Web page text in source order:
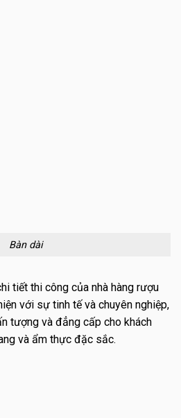
Bàn dài
tiết thi công của nhà hàng rượu
với sự tinh tế và chuyên nghiệp,
tượng và đẳng cấp cho khách
và ẩm thực đặc sắc.